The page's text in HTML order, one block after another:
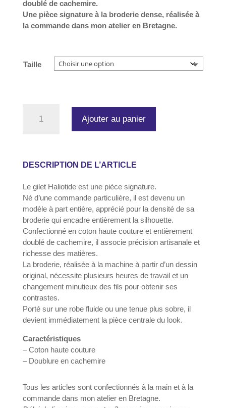
doublé de cachemire.
Une pièce signature à la broderie dense, réalisée à
la commande dans mon atelier en Bretagne.
Taille
Gilet
doublé
cachemire
Ajouter au panier
DESCRIPTION DE L’ARTICLE
Le gilet Haliotide est une pièce signature.
Né d’une commande particulière, il est devenu un
modèle à part entière, apprécié pour la densité de sa
broderie qui encadre entièrement la silhouette.
Confectionné en coton haute couture et entièrement
doublé de cachemire, il associe précision artisanale et
richesse des matières.
La broderie, réalisée à la machine à partir d’un dessin
original, nécessite plusieurs heures de travail et un
changement minutieux des fils pour obtenir ses
contrastes.
Porté sur une robe fluide ou une tenue plus sobre, il
devient immédiatement la pièce centrale du look.
Caractéristiques
– Coton haute couture
– Doublure en cachemire
Tous les articles sont confectionnés à la main et à la
commande dans mon atelier en Bretagne.